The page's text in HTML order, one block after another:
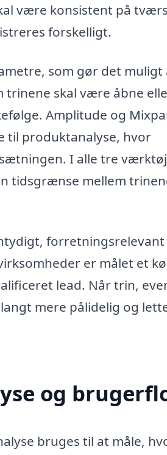
være konsistent på
forskelligt.
som gør det muligt
skal være åbne
Amplitude og
til produktanalyse, hvor
I alle tre
tidsgrænse mellem
forretningsrelevant
er målet et
lead. Når trin,
mere pålidelig og
og
bruges til at måle,